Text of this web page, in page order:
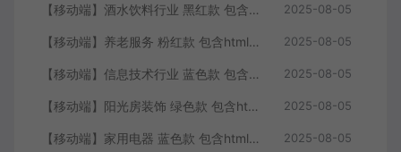
【移动端】酒水饮料行业 黑红款 包含html+CSS+Js+字体文件全套 2025-08-05
【移动端】养老服务 粉红款 包含html+CSS+Js+字体文件全套 2025-08-05
【移动端】信息技术行业 蓝色款 包含html+CSS+Js+字体文件全套 2025-08-05
【移动端】阳光房装饰 绿色款 包含html+CSS+Js+字体文件全套 2025-08-05
【移动端】家用电器 蓝色款 包含html+CSS+Js+字体文件全套 2025-08-05